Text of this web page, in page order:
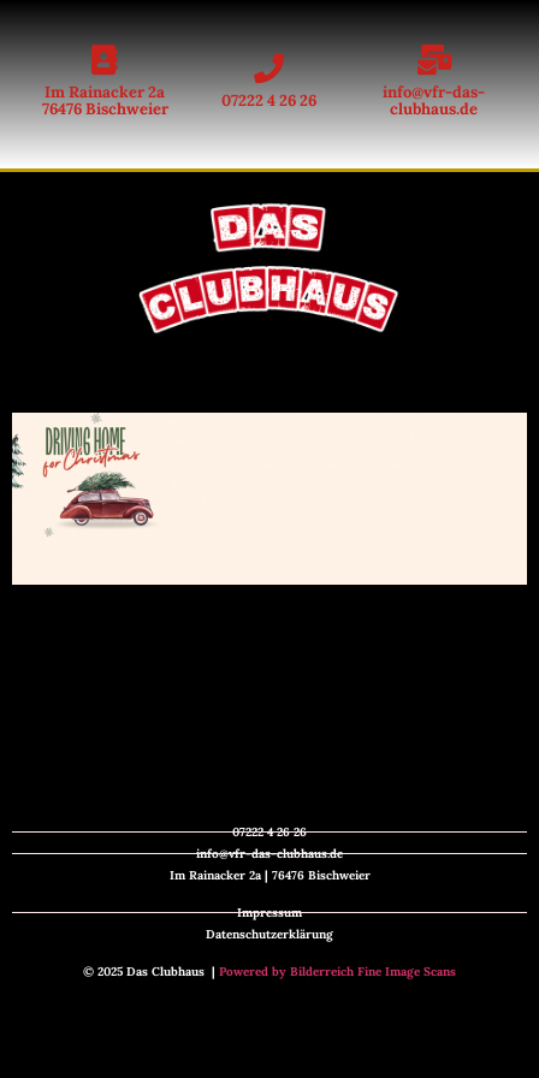
Im Rainacker 2a
76476 Bischweier
07222 4 26 26
info@vfr-das-
clubhaus.de
© 2025 Das Clubhaus | Powered by Bilderreich Fine Image Scans
Impressum
Datenschutzerklärung
07222 4 26 26
info@vfr-das-clubhaus.de
Im Rainacker 2a | 76476 Bischweier